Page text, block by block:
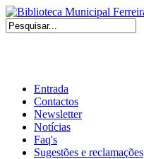
Entrada
Contactos
Newsletter
Notícias
Faq's
Sugestões e reclamações